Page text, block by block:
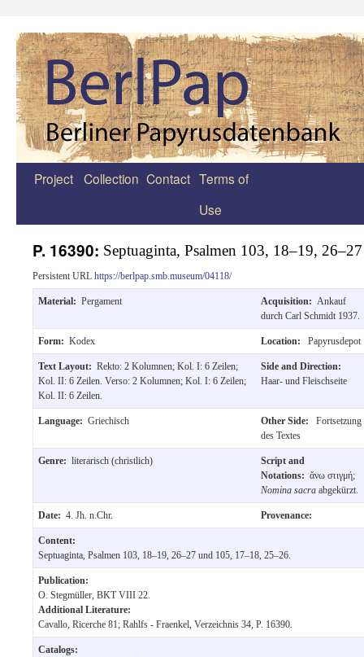
Zum
Project Collection Contact Terms of
Use
P. 16390: Septuaginta, Psalmen 103, 18–19,
Persistent URL https://berlpap.smb.museum/04118/
Material: Pergament Acquisition: Ankauf
durch Carl Schmidt 1937.
Form: Kodex Location: Papyrusdepot
Text Layout: Rekto: 2 Kolumnen; Kol. I: 6 Zeilen;
Kol. II: 6 Zeilen. Verso: 2 Kolumnen; Kol. I: 6 Zeilen;
Kol. II: 6 Zeilen.
Side and Direction:
Haar- und Fleischseite
Language: Griechisch Other Side:
Fortsetzung
des Textes
Genre: literarisch (christlich)
Script and
Notations: ἄνω στιγμή;
Nomina sacra abgekürzt.
Date: 4. Jh. n.Chr. Provenance:
Content:
Septuaginta, Psalmen 103, 18–19, 26–27 und 105, 17–18, 25–26.
Publication:
O. Stegmüller, BKT VIII 22.
Additional Literature:
Cavallo, Ricerche 81; Rahlfs - Fraenkel, Verzeichnis 34, P. 16390.
Catalogs: